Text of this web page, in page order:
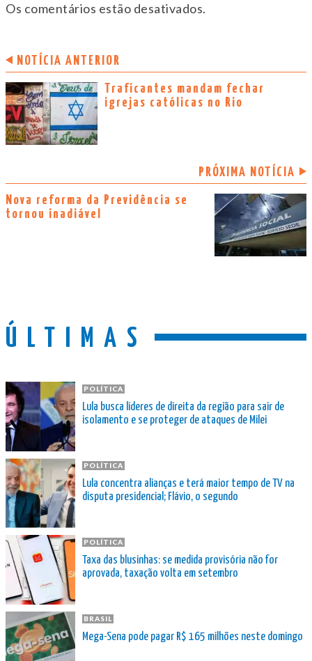
Os comentários estão desativados.
NOTÍCIA ANTERIOR
Traficantes mandam fechar
igrejas católicas no Rio
PRÓXIMA NOTÍCIA
Nova reforma da Previdência se
tornou inadiável
ÚLTIMAS
POLÍTICA
Lula busca líderes de direita da região para sair de
isolamento e se proteger de ataques de Milei
POLÍTICA
Lula concentra alianças e terá maior tempo de TV na
disputa presidencial; Flávio, o segundo
POLÍTICA
Taxa das blusinhas: se medida provisória não for
aprovada, taxação volta em setembro
BRASIL
Mega-Sena pode pagar R$ 165 milhões neste domingo